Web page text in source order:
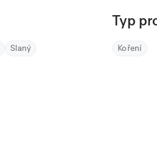
Slaný
Typ
Koření